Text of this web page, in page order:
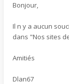
Bonjour,
Il n y a aucun
dans "Nos sites
Amitiés
Dlan67